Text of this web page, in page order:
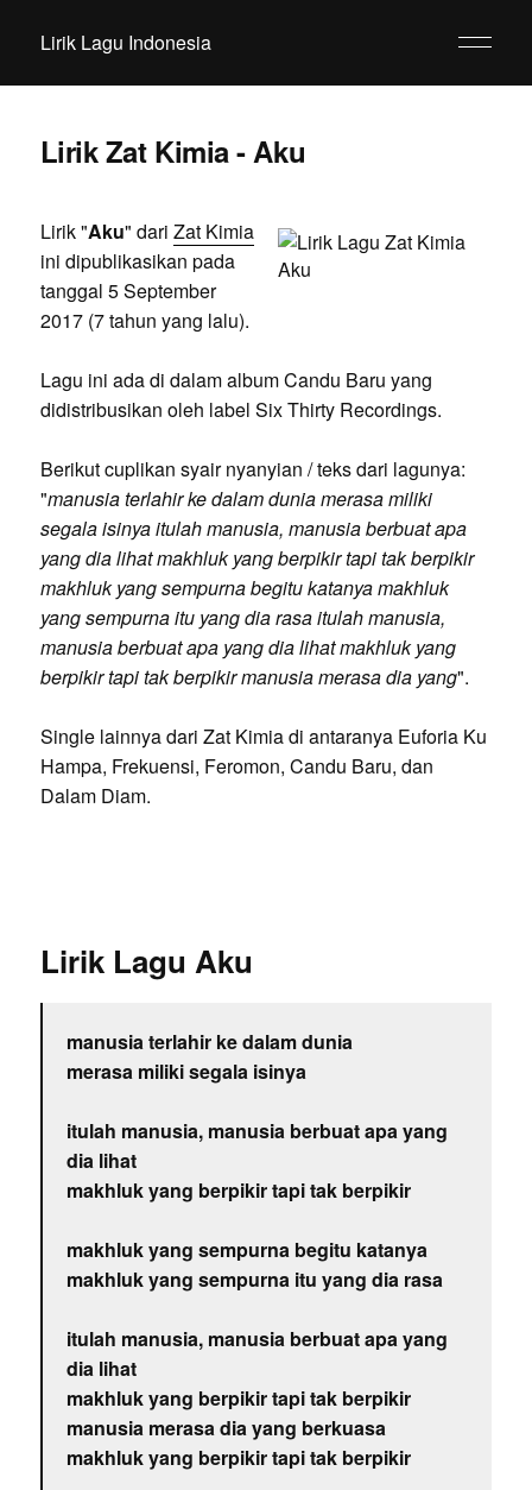
Lirik Lagu Indonesia
Lirik Zat Kimia - Aku
Lirik "Aku" dari Zat Kimia
ini dipublikasikan pada
tanggal 5 September
2017 (7 tahun yang lalu).
Lagu ini ada di dalam album Candu Baru yang
didistribusikan oleh label Six Thirty Recordings.
Berikut cuplikan syair nyanyian / teks dari lagunya:
"manusia terlahir ke dalam dunia merasa miliki
segala isinya itulah manusia, manusia berbuat apa
yang dia lihat makhluk yang berpikir tapi tak berpikir
makhluk yang sempurna begitu katanya makhluk
yang sempurna itu yang dia rasa itulah manusia,
manusia berbuat apa yang dia lihat makhluk yang
berpikir tapi tak berpikir manusia merasa dia yang".
Single lainnya dari Zat Kimia di antaranya Euforia Ku
Hampa, Frekuensi, Feromon, Candu Baru, dan
Dalam Diam.
Lirik Lagu Aku
manusia terlahir ke dalam dunia
merasa miliki segala isinya
itulah manusia, manusia berbuat apa yang
dia lihat
makhluk yang berpikir tapi tak berpikir
makhluk yang sempurna begitu katanya
makhluk yang sempurna itu yang dia rasa
itulah manusia, manusia berbuat apa yang
dia lihat
makhluk yang berpikir tapi tak berpikir
manusia merasa dia yang berkuasa
makhluk yang berpikir tapi tak berpikir